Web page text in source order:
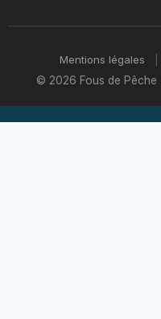
Mentions légales
© 2026 Fous de Pêche